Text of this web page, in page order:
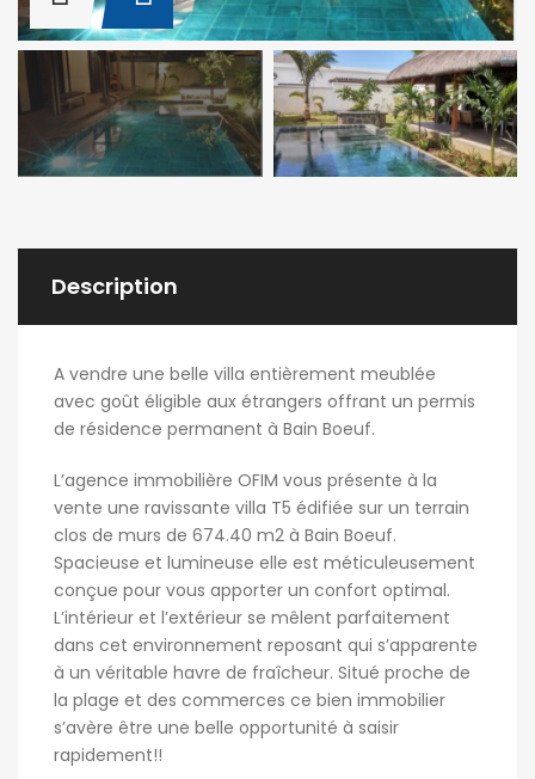
Description
A vendre une belle villa entièrement meublée
avec goût éligible aux étrangers offrant un permis
de résidence permanent à Bain Boeuf.
L’agence immobilière OFIM vous présente à la
vente une ravissante villa T5 édifiée sur un terrain
clos de murs de 674.40 m2 à Bain Boeuf.
Spacieuse et lumineuse elle est méticuleusement
conçue pour vous apporter un confort optimal.
L’intérieur et l’extérieur se mêlent parfaitement
dans cet environnement reposant qui s’apparente
à un véritable havre de fraîcheur. Situé proche de
la plage et des commerces ce bien immobilier
s’avère être une belle opportunité à saisir
rapidement!!